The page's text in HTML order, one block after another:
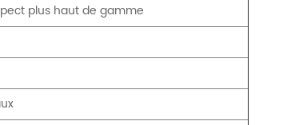
plus haut de gamme